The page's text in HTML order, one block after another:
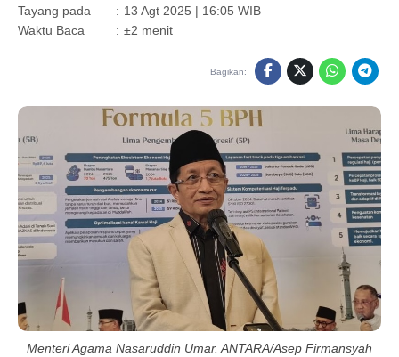
Tayang pada
: 13 Agt 2025 | 16:05 WIB
Waktu Baca
: ±2 menit
Bagikan:
Menteri Agama Nasaruddin Umar. ANTARA/Asep Firmansyah